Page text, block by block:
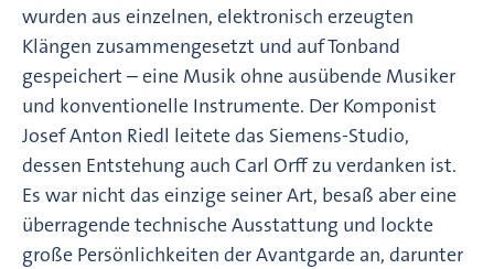
wurden aus einzelnen, elektronisch erzeugten
Klängen zusammengesetzt und auf Tonband
gespeichert – eine Musik ohne ausübende Musiker
und konventionelle Instrumente. Der Komponist
Josef Anton Riedl leitete das Siemens-Studio,
dessen Entstehung auch Carl Orff zu verdanken ist.
Es war nicht das einzige seiner Art, besaß aber eine
überragende technische Ausstattung und lockte
große Persönlichkeiten der Avantgarde an, darunter